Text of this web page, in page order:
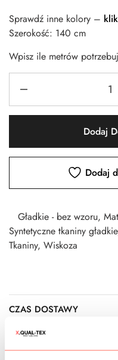
Sprawdź inne kolory –
Szerokość: 140 cm
Wpisz ile metrów
Dodaj
Dodaj
Gładkie - bez wzoru,
Syntetyczne tkaniny gładkie
Tkaniny, Wiskoza
CZAS DOSTAWY
KOSZTY WYSYŁKI